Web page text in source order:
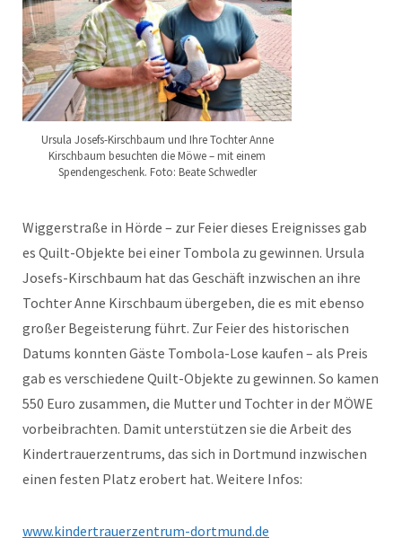
Ursula Josefs-Kirschbaum und Ihre Tochter Anne
Kirschbaum besuchten die Möwe – mit einem
Spendengeschenk. Foto: Beate Schwedler
Wiggerstraße in Hörde – zur Feier dieses Ereignisses gab
es Quilt-Objekte bei einer Tombola zu gewinnen. Ursula
Josefs-Kirschbaum hat das Geschäft inzwischen an ihre
Tochter Anne Kirschbaum übergeben, die es mit ebenso
großer Begeisterung führt. Zur Feier des historischen
Datums konnten Gäste Tombola-Lose kaufen – als Preis
gab es verschiedene Quilt-Objekte zu gewinnen. So kamen
550 Euro zusammen, die Mutter und Tochter in der MÖWE
vorbeibrachten. Damit unterstützen sie die Arbeit des
Kindertrauerzentrums, das sich in Dortmund inzwischen
einen festen Platz erobert hat. Weitere Infos:
www.kindertrauerzentrum-dortmund.de